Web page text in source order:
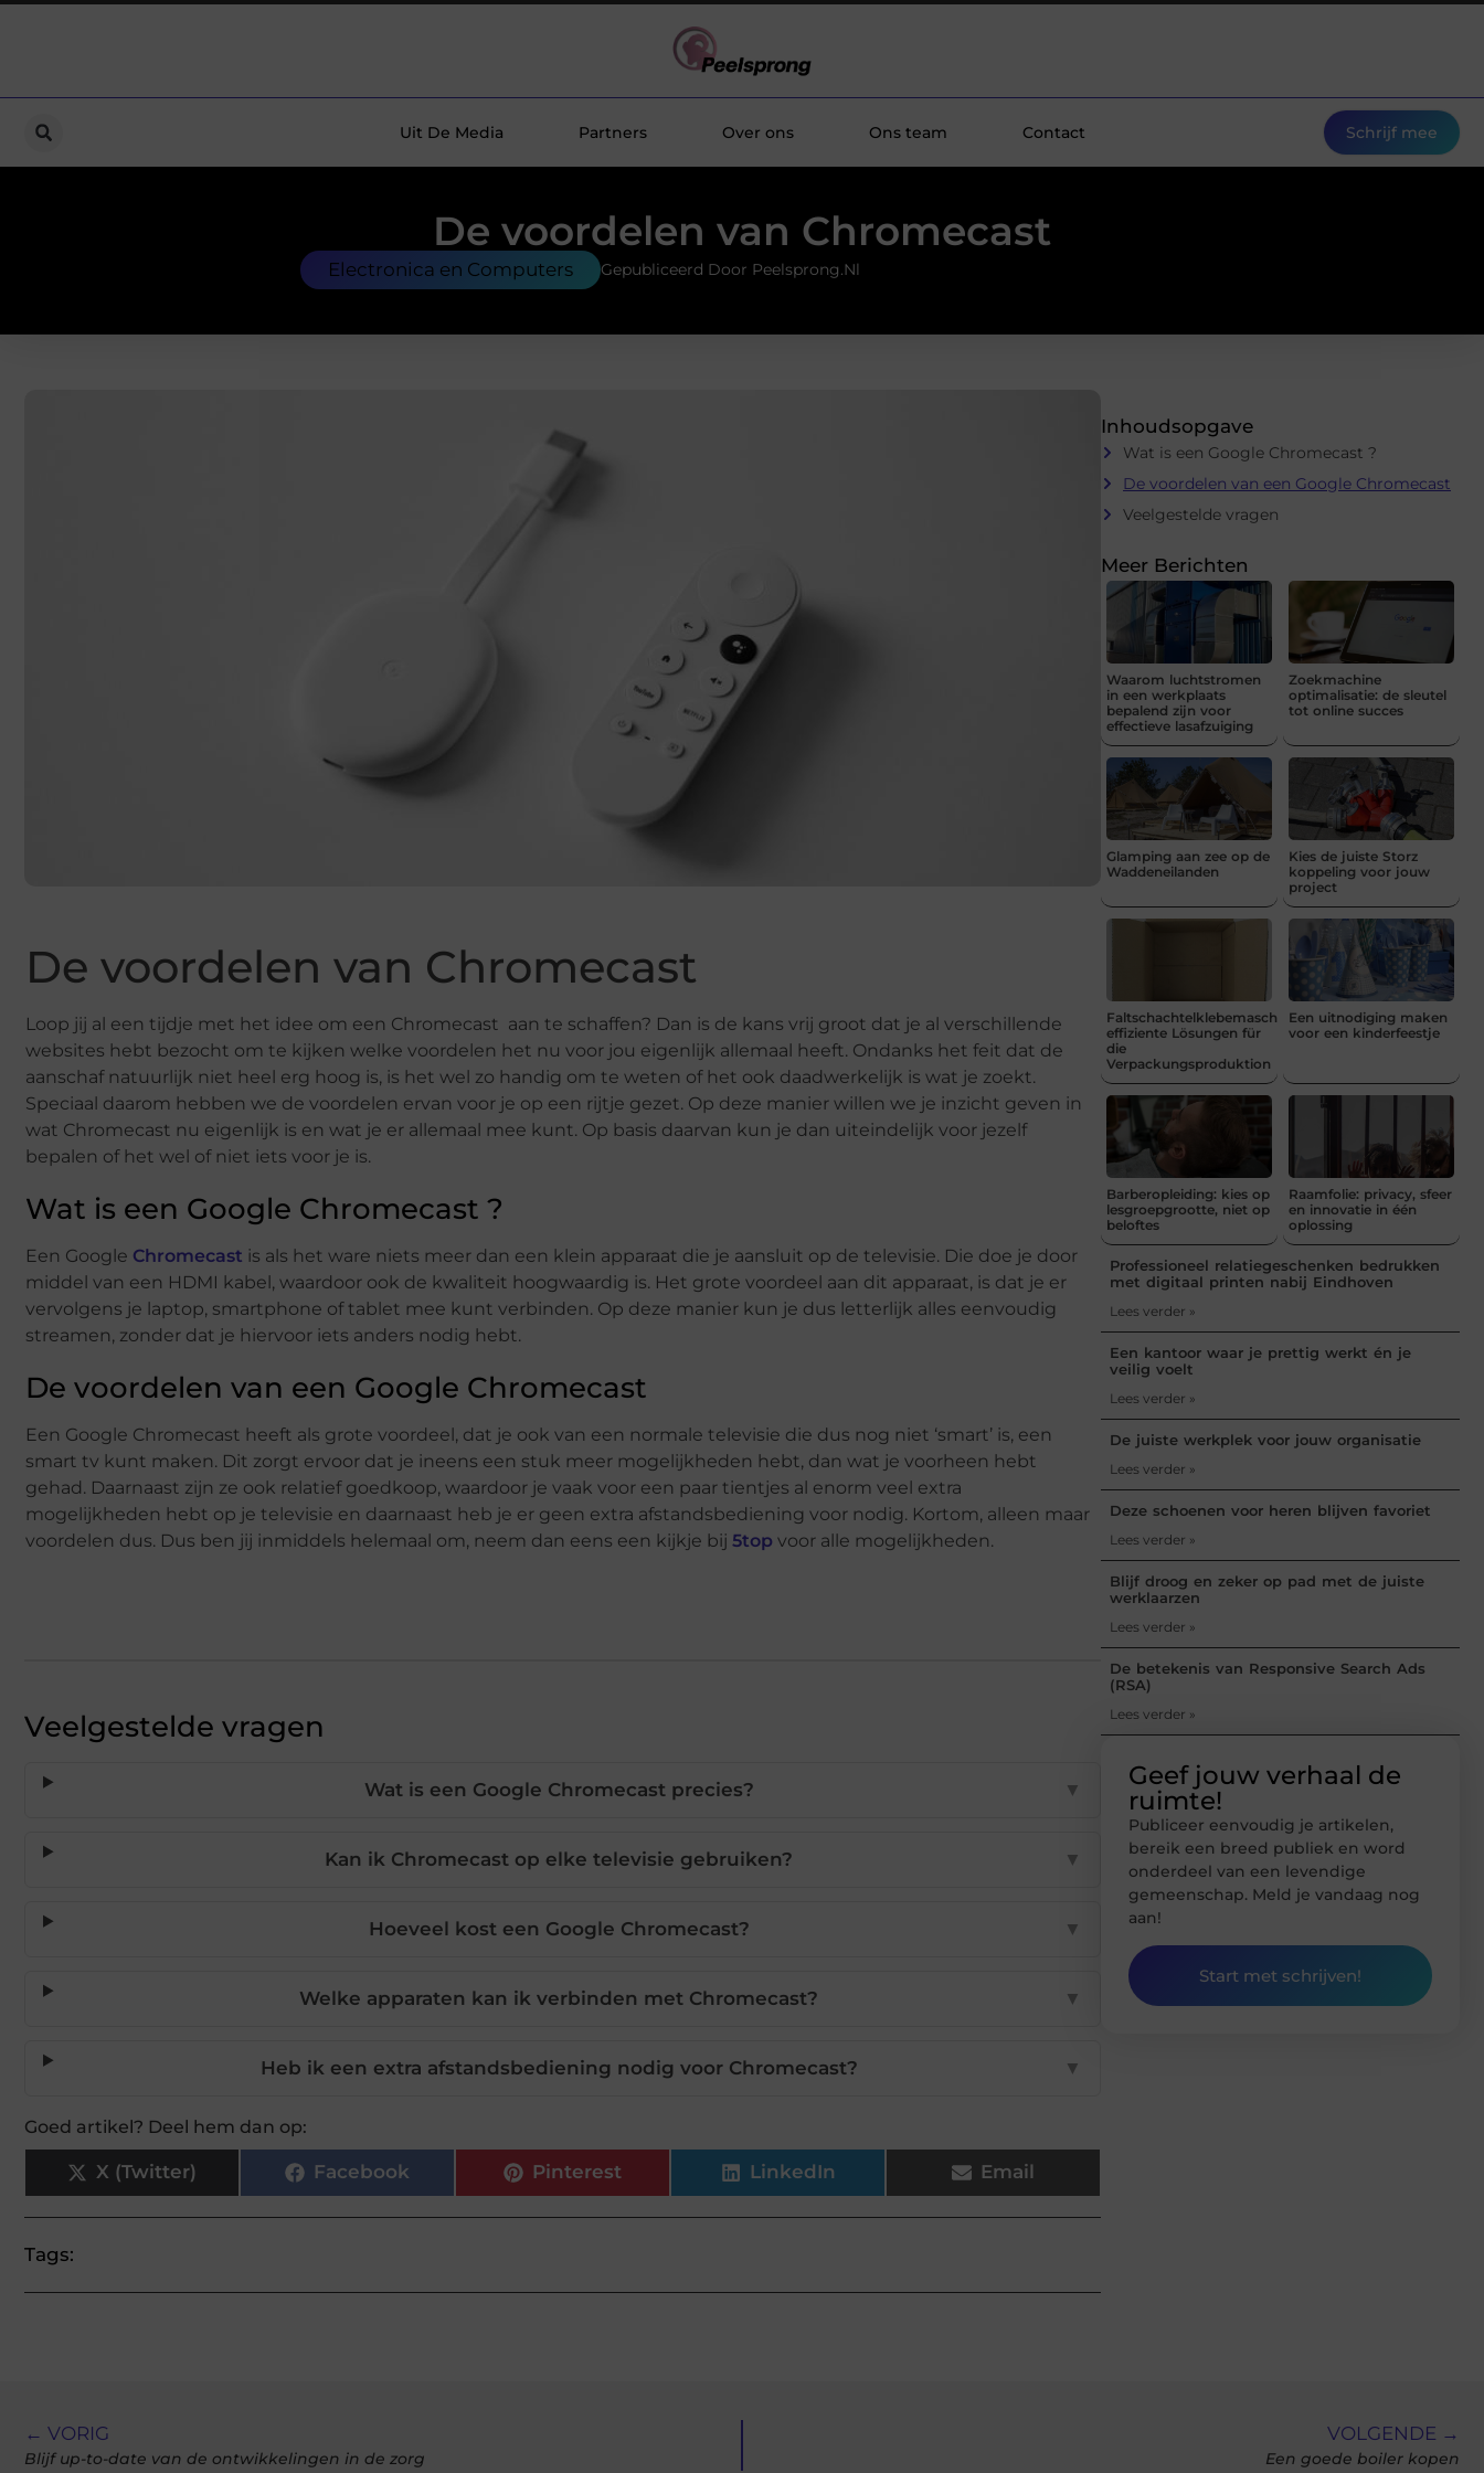
Uit De Media Partners Over ons Ons team Contact Schrijf mee
De voordelen van Chromecast
Electronica en Computers Gepubliceerd Door Peelsprong.nl
De voordelen van Chromecast
Loop jij al een tijdje met het idee om een Chromecast aan te schaffen? Dan is de kans vrij groot dat je al verschillende
websites hebt bezocht om te kijken welke voordelen het nu voor jou eigenlijk allemaal heeft. Ondanks het feit dat de
aanschaf natuurlijk niet heel erg hoog is, is het wel zo handig om te weten of het ook daadwerkelijk is wat je zoekt.
Speciaal daarom hebben we de voordelen ervan voor je op een rijtje gezet. Op deze manier willen we je inzicht geven in
wat Chromecast nu eigenlijk is en wat je er allemaal mee kunt. Op basis daarvan kun je dan uiteindelijk voor jezelf
bepalen of het wel of niet iets voor je is.
Wat is een Google Chromecast ?
Een Google Chromecast is als het ware niets meer dan een klein apparaat die je aansluit op de televisie. Die doe je door
middel van een HDMI kabel, waardoor ook de kwaliteit hoogwaardig is. Het grote voordeel aan dit apparaat, is dat je er
vervolgens je laptop, smartphone of tablet mee kunt verbinden. Op deze manier kun je dus letterlijk alles eenvoudig
streamen, zonder dat je hiervoor iets anders nodig hebt.
De voordelen van een Google Chromecast
Een Google Chromecast heeft als grote voordeel, dat je ook van een normale televisie die dus nog niet ‘smart’ is, een
smart tv kunt maken. Dit zorgt ervoor dat je ineens een stuk meer mogelijkheden hebt, dan wat je voorheen hebt
gehad. Daarnaast zijn ze ook relatief goedkoop, waardoor je vaak voor een paar tientjes al enorm veel extra
mogelijkheden hebt op je televisie en daarnaast heb je er geen extra afstandsbediening voor nodig. Kortom, alleen maar
voordelen dus. Dus ben jij inmiddels helemaal om, neem dan eens een kijkje bij 5top voor alle mogelijkheden.
Veelgestelde vragen
Wat is een Google Chromecast precies? ▼
Kan ik Chromecast op elke televisie gebruiken? ▼
Hoeveel kost een Google Chromecast? ▼
Welke apparaten kan ik verbinden met Chromecast? ▼
Heb ik een extra afstandsbediening nodig voor Chromecast? ▼
Goed artikel? Deel hem dan op:
X (Twitter) Facebook Pinterest LinkedIn Email
Tags:
Inhoudsopgave
Wat is een Google Chromecast ?
De voordelen van een Google Chromecast
Veelgestelde vragen
Meer Berichten
Waarom luchtstromen
in een werkplaats
bepalend zijn voor
effectieve lasafzuiging
Zoekmachine
optimalisatie: de sleutel
tot online succes
Glamping aan zee op de
Waddeneilanden
Kies de juiste Storz
koppeling voor jouw
project
Faltschachtelklebemaschinen:
effiziente Lösungen für
die
Verpackungsproduktion
Een uitnodiging maken
voor een kinderfeestje
Barberopleiding: kies op
lesgroepgrootte, niet op
beloftes
Raamfolie: privacy, sfeer
en innovatie in één
oplossing
Professioneel relatiegeschenken bedrukken
met digitaal printen nabij Eindhoven
Lees verder »
Een kantoor waar je prettig werkt én je
veilig voelt
Lees verder »
De juiste werkplek voor jouw organisatie
Lees verder »
Deze schoenen voor heren blijven favoriet
Lees verder »
Blijf droog en zeker op pad met de juiste
werklaarzen
Lees verder »
De betekenis van Responsive Search Ads
(RSA)
Lees verder »
Geef jouw verhaal de
ruimte!
Publiceer eenvoudig je artikelen,
bereik een breed publiek en word
onderdeel van een levendige
gemeenschap. Meld je vandaag nog
aan!
Start met schrijven!
← VORIG
Blijf up-to-date van de ontwikkelingen in de zorg
VOLGENDE →
Een goede boiler kopen